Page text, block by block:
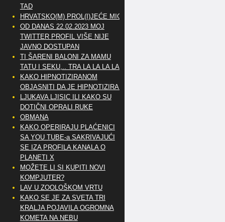
TAD
HRVATSKO(M) PROL(I)JEĆE MIG
OD DANAS 22.02.2023 MOJ
TWITTER PROFIL VIŠE NIJE
JAVNO DOSTUPAN
TI ŠARENI BALONI ZA MAMU
TATU I SEKU,.. TRA LA LA LA LA
KAKO HIPNOTIZIRANOM
OBJASNITI DA JE HIPNOTIZIRAN
LJUKAVA LJISIC ILI KAKO SU
DOTIČNI OPRALI RUKE
OBMANA
KAKO OPERIRAJU PLAĆENICI
SA YOU TUBE-a SAKRIVAJUĆI
SE IZA PROFILA KANALA O
PLANETI X
MOŽETE LI SI KUPITI NOVI
KOMPJUTER?
LAV U ZOOLOŠKOM VRTU
KAKO SE JE ZA SVETA TRI
KRALJA POJAVILA OGROMNA
KOMETA NA NEBU